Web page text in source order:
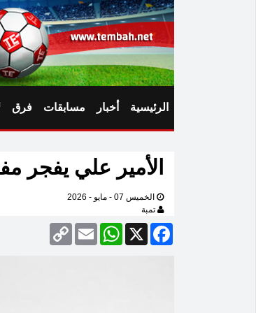
الرئيسية أخبار مسابقات فرق
الأمير علي يفجر
الخميس 07 - مايو - 2026
تمبة
Facebook
X
WhatsApp
Email
Copy
Link